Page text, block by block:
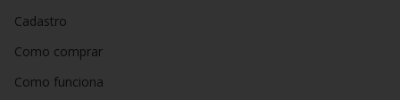
Cadastro
Como comprar
Como funciona